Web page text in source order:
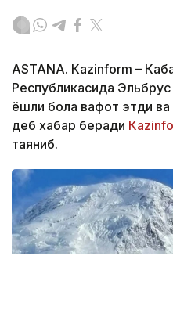
ASTANА. Кazinform –
Республикасида Эльбрус
ёшли бола вафот этди ва
деб хабар беради
таяниб.